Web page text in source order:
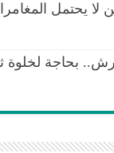
يحتمل
بحاجة لخلوة